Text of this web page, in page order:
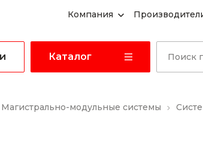
Компания
Каталог
Магистрально-модульные системы